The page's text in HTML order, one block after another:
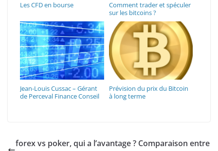
Les CFD en bourse
Comment trader et spéculer
sur les bitcoins ?
Jean-Louis Cussac – Gérant
de Perceval Finance Conseil
Prévision du prix du Bitcoin
à long terme
forex vs poker, qui a l’avantage ? Comparaison entre